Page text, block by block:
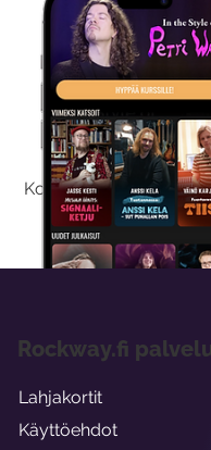
Kokeilemalla
Rockway.fi
Lahjakortit
Käyttöehdot